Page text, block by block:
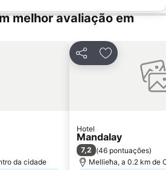
melhor avaliação em
da cidade
PartilharAdicionar
Hotel
Mandalay
7,2 (46 pontuações)
Mellieħa, a 0.2 km de